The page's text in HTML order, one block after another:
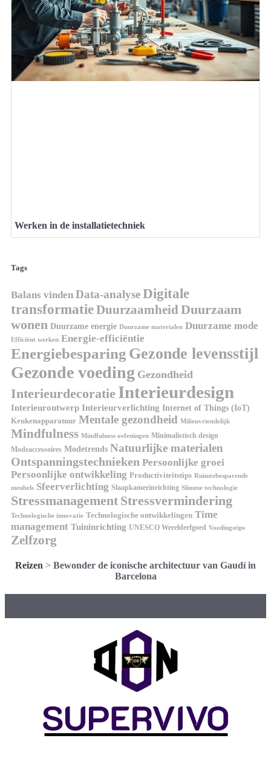
Werken in de installatietechniek
Tags
Balans vinden Data-analyseDigitale
transformatieDuurzaamheidDuurzaam
wonen Duurzame energie Duurzame materialen Duurzame mode
Efficiënt werken Energie-efficiëntie
Energiebesparing Gezonde levensstijl
Gezonde voeding Gezondheid
Interieurdecoratie Interieurdesign
Interieurontwerp Interieurverlichting Internet of Things (IoT)
Keukenapparatuur Mentale gezondheid Milieuvriendelijk
Mindfulness Mindfulness oefeningen Minimalistisch design
Modeaccessoires Modetrends Natuurlijke materialen
Ontspanningstechnieken Persoonlijke groei
Persoonlijke ontwikkeling Productiviteitstips Ruimtebesparende
meubels Sfeerverlichting Slaapkamerinrichting Slimme technologie
Stressmanagement Stressvermindering
Technologische innovatie Technologische ontwikkelingen Time
management Tuininrichting UNESCO Werelderfgoed Voedingstips
Zelfzorg
Reizen > Bewonder de iconische architectuur van Gaudí in
Barcelona